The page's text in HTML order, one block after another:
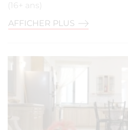
(16+ ans)
AFFICHER PLUS